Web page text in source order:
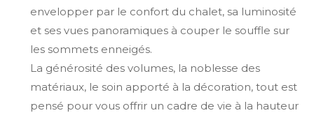
envelopper par le confort du chalet, sa luminosité
et ses vues panoramiques à couper le souffle sur
les sommets enneigés.
La générosité des volumes, la noblesse des
matériaux, le soin apporté à la décoration, tout est
pensé pour vous offrir un cadre de vie à la hauteur